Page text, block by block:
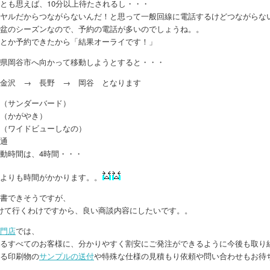
も思えば、10分以上待たされるし・・・
ルだからつながらないんだ！と思って一般回線に電話するけどつながらな
のシーズンなので、予約の電話が多いのでしょうね。。
か予約できたから「結果オーライです！」
岡谷市へ向かって移動しようとすると・・・
沢 → 長野 → 岡谷 となります
サンダーバード）
かがやき）
ワイドビューしなの）
時間は、4時間・・・
りも時間がかかります。。
できそうですが、
て行くわけですから、良い商談内容にしたいです。。
店では、
すべてのお客様に、分かりやすく割安にご発注ができるように今後も取り
印刷物のサンプルの送付や特殊な仕様の見積もり依頼や問い合わせもお待